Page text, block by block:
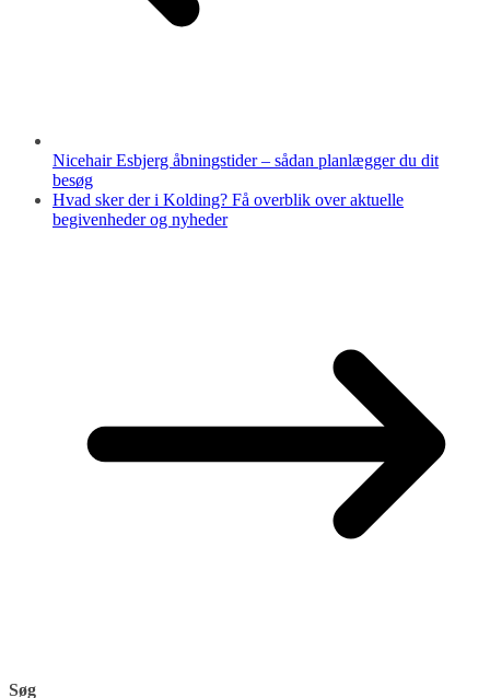
Nicehair Esbjerg åbningstider – sådan planlægger du dit
besøg
Hvad sker der i Kolding? Få overblik over aktuelle
begivenheder og nyheder
Søg